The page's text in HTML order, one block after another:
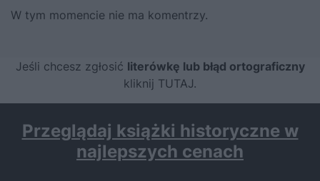
W tym momencie nie ma komentrzy.
Jeśli chcesz zgłosić literówkę lub błąd ortograficzny
kliknij TUTAJ.
Przeglądaj książki historyczne w
najlepszych cenach